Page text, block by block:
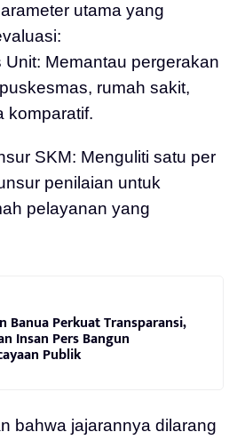
utama yang
Memantau pergerakan
rumah sakit,
komparatif.
SKM: Menguliti satu per
penilaian untuk
pelayanan yang
Banua Perkuat Transparansi,
Insan Pers Bangun
Publik
bahwa jajarannya dilarang